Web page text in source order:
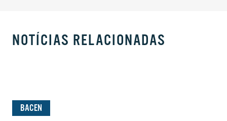
NOTÍCIAS RELACIONADAS
BACEN